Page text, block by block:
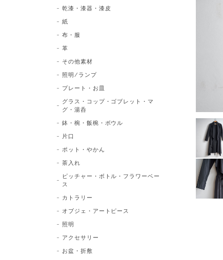
乾漆・漆器・漆皮
紙
布・服
革
その他素材
照明/ランプ
プレート・お皿
グラス・コップ・ゴブレット・マ
グ・湯呑
鉢・椀・飯椀・ボウル
片口
ポット・やかん
茶入れ
ピッチャー・ボトル・フラワーベー
ス
カトラリー
オブジェ・アートピース
照明
アクセサリー
お盆・折敷